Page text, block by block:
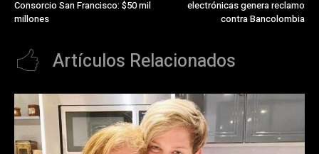
Consorcio San Francisco: $50 mil
millones
electrónicas genera reclamo
contra Bancolombia
Artículos Relacionados